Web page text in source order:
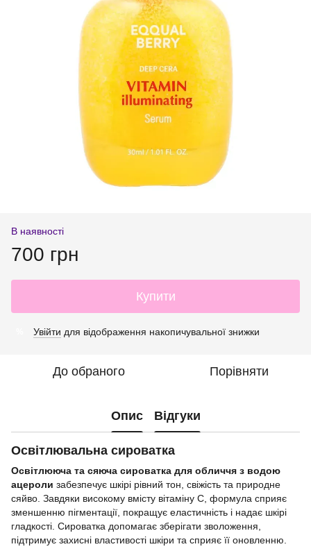
В наявності
700 грн
Купити
Увійти для відображення накопичувальної знижки
До обраного Порівняти
Опис Відгуки
Освітлювальна сироватка
Освітлююча та сяюча сироватка для обличчя з водою
ацероли забезпечує шкірі рівний тон, свіжість та природне
сяйво. Завдяки високому вмісту вітаміну С, формула сприяє
зменшенню пігментації, покращує еластичність і надає шкірі
гладкості. Сироватка допомагає зберігати зволоження,
підтримує захисні властивості шкіри та сприяє її оновленню.